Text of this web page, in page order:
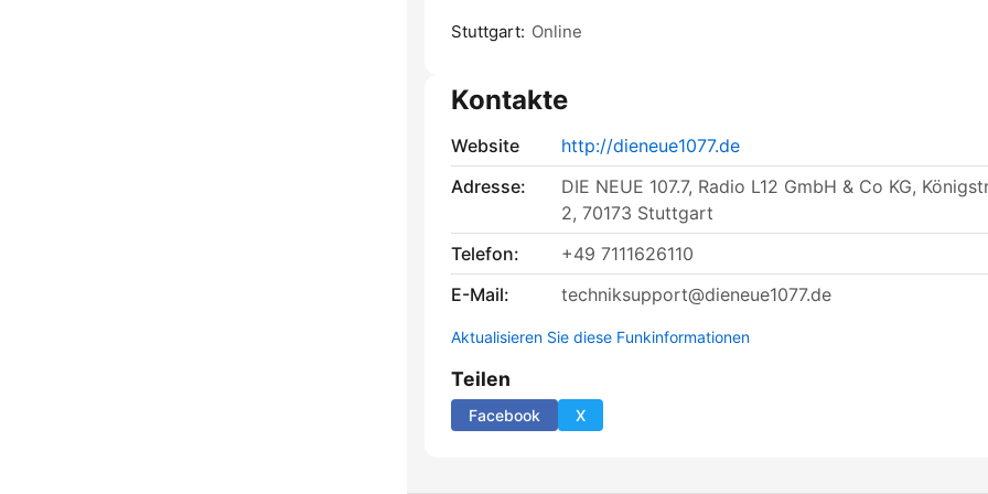
Stuttgart: Online
Kontakte
Website
http://dieneue1077.de
Adresse:
DIE NEUE 107.7, Radio L12 GmbH & Co KG,
2, 70173 Stuttgart
Telefon:
+49 7111626110
E-Mail:
techniksupport@dieneue1077.de
Aktualisieren Sie diese Funkinformationen
Teilen
Facebook X